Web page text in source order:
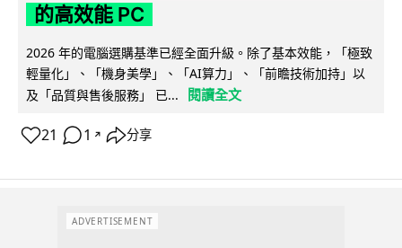
的高效能 PC
2026 年的電腦選購基準已經全面升級。除了基本效能，「極致
輕量化」、「機身美學」、「AI算力」、「前瞻技術加持」以
及「品質與售後服務」 已...
閱讀全文
21 1 ↗ 分享
ADVERTISEMENT